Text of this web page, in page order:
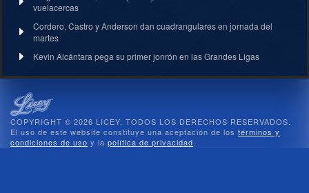
vuelacercas
Cordero, Castro y Anderson dan cuadrangulares en jornada del
martes
Kevin Alcántara pega su primer jonrón en las Grandes Ligas
COPYRIGHT © 2026 LICEY. TODOS LOS DERECHOS RESERVADOS.
El uso de este website constituye una aceptación de los términos y
condiciones de uso y la política de privacidad